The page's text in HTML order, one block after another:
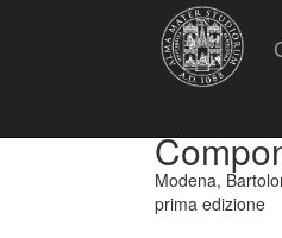
Modena,
prima edizione